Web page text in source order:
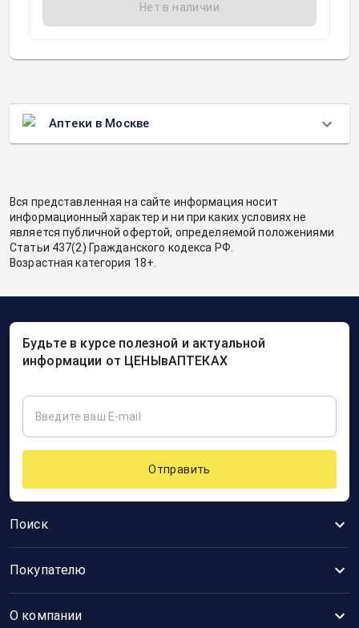
Нет в наличии
Аптеки в Москве
Вся представленная на сайте информация носит
информационный характер и ни при каких условиях не
является публичной офертой, определяемой положениями
Статьи 437(2) Гражданского кодекса РФ.
Возрастная категория 18+.
Поиск
Покупателю
О компании
Будьте в курсе полезной и актуальной
информации от ЦЕНЫвАПТЕКАХ
Отправить